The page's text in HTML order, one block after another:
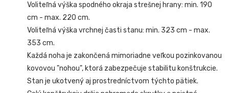
Voliteľná výška spodného okraja strešnej hrany: min. 190
cm - max. 220 cm.
Voliteľná výška vrchnej časti stanu: min. 323 cm - max.
353 cm.
Každá noha je zakončená mimoriadne veľkou pozinkovanou
kovovou "nohou", ktorá zabezpečuje stabilitu konštrukcie.
Stan je ukotvený aj prostredníctvom týchto pätiek.